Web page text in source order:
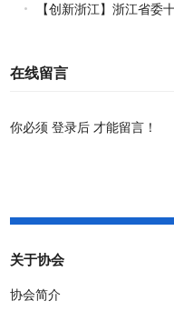
【创新浙江】浙江省委
在线留言
你必须登录后 才能留言！
关于协会
协会简介